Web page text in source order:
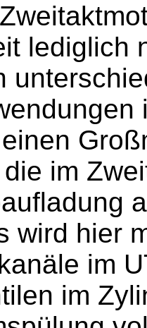
lediglich
im
wird hier
im
im